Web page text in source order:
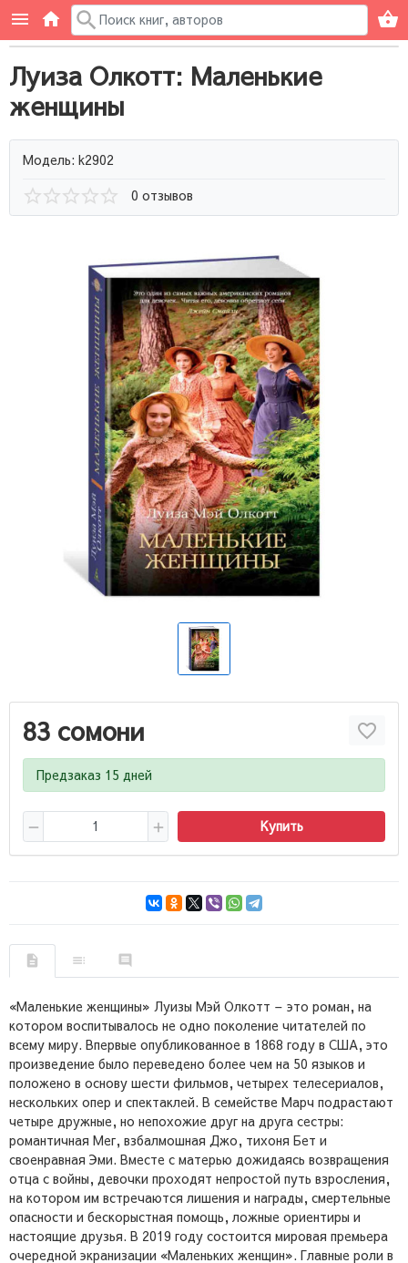
Луиза Олкотт: Маленькие
женщины
Модель: k2902
0 отзывов
83 сомони
Предзаказ 15 дней
Купить
«Маленькие женщины» Луизы Мэй Олкотт – это роман, на
котором воспитывалось не одно поколение читателей по
всему миру. Впервые опубликованное в 1868 году в США, это
произведение было переведено более чем на 50 языков и
положено в основу шести фильмов, четырех телесериалов,
нескольких опер и спектаклей. В семействе Марч подрастают
четыре дружные, но непохожие друг на друга сестры:
романтичная Мег, взбалмошная Джо, тихоня Бет и
своенравная Эми. Вместе с матерью дожидаясь возвращения
отца с войны, девочки проходят непростой путь взросления,
на котором им встречаются лишения и награды, смертельные
опасности и бескорыстная помощь, ложные ориентиры и
настоящие друзья. В 2019 году состоится мировая премьера
очередной экранизации «Маленьких женщин». Главные роли в